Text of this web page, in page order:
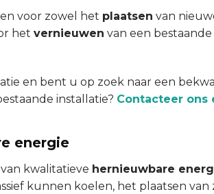
voor zowel het plaatsen van
het vernieuwen van een
en bent u op zoek naar een
installatie? Contacteer ons
energie
kwalitatieve hernieuwbare
kunnen koelen, het plaatsen